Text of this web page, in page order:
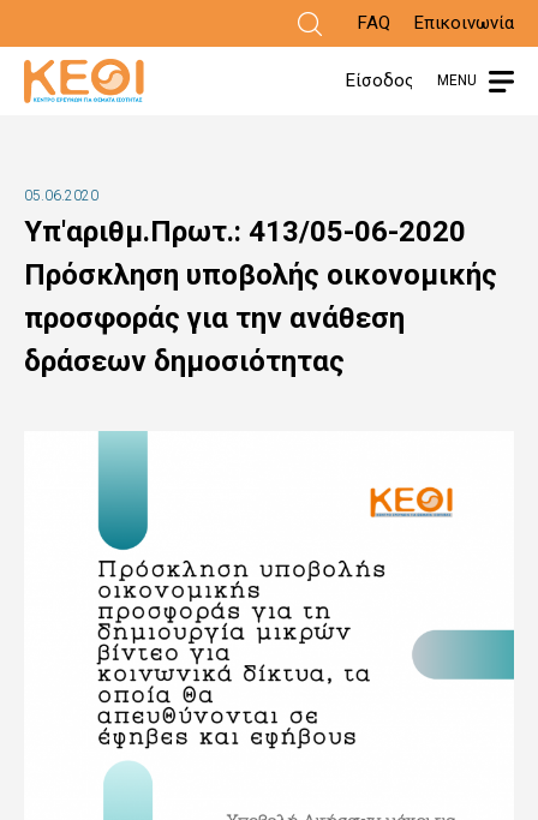
προς
το
περιεχόμενο
FAQ Επικοινωνία
Είσοδος MENU
05.06.2020
Υπ'αριθμ.Πρωτ.: 413/05-06-2020
Πρόσκληση υποβολής οικονομικής
προσφοράς για την ανάθεση
δράσεων δημοσιότητας